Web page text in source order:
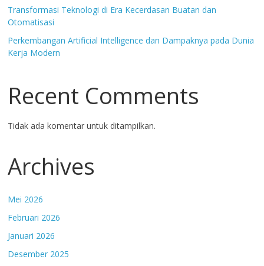
Transformasi Teknologi di Era Kecerdasan Buatan dan
Otomatisasi
Perkembangan Artificial Intelligence dan Dampaknya pada Dunia
Kerja Modern
Recent Comments
Tidak ada komentar untuk ditampilkan.
Archives
Mei 2026
Februari 2026
Januari 2026
Desember 2025